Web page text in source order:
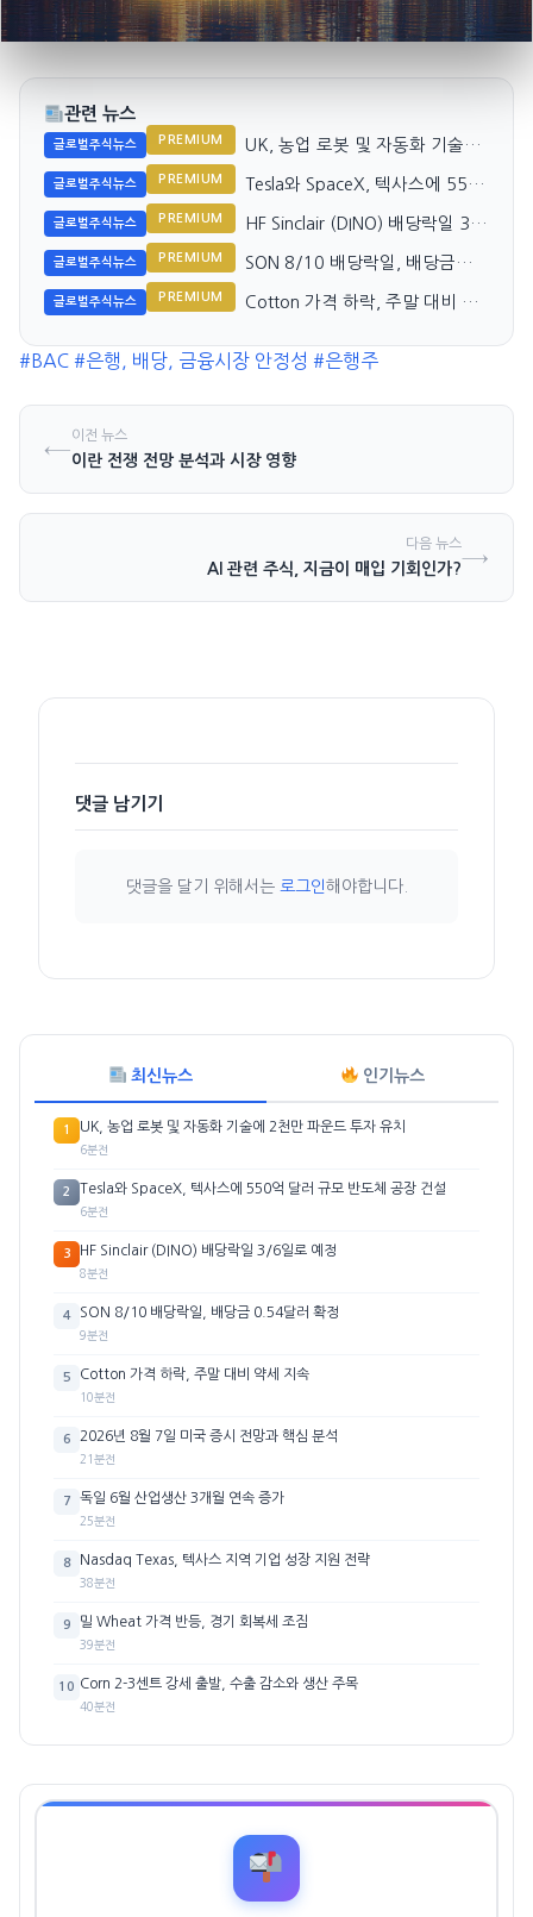
관련 뉴스
글로벌주식뉴스 PREMIUM
UK, 농업 로봇 및 자동화 기술에
글로벌주식뉴스 PREMIUM
Tesla와 SpaceX, 텍사스에 550
글로벌주식뉴스 PREMIUM
HF Sinclair (DINO) 배당락일 3/6
글로벌주식뉴스 PREMIUM
SON 8/10 배당락일, 배당금
글로벌주식뉴스 PREMIUM
Cotton 가격 하락, 주말 대비 약
#BAC #은행, 배당, 금융시장 안정성 #은행주
←이전 뉴스
이란 전쟁 전망 분석과 시장 영향
다음 뉴스
AI 관련 주식, 지금이 매입 기회인가?→
댓글 남기기
댓글을 달기 위해서는 로그인해야합니다.
최신뉴스 인기뉴스
1 UK, 농업 로봇 및 자동화 기술에 2천만 파운드 투자 유치
6분전
2 Tesla와 SpaceX, 텍사스에 550억 달러 규모 반도체 공장 건설
6분전
3 HF Sinclair (DINO) 배당락일 3/6일로 예정
8분전
4 SON 8/10 배당락일, 배당금 0.54달러 확정
9분전
5 Cotton 가격 하락, 주말 대비 약세 지속
10분전
6 2026년 8월 7일 미국 증시 전망과 핵심 분석
21분전
7 독일 6월 산업생산 3개월 연속 증가
25분전
8 Nasdaq Texas, 텍사스 지역 기업 성장 지원 전략
38분전
9 밀 Wheat 가격 반등, 경기 회복세 조짐
39분전
10 Corn 2-3센트 강세 출발, 수출 감소와 생산 주목
40분전